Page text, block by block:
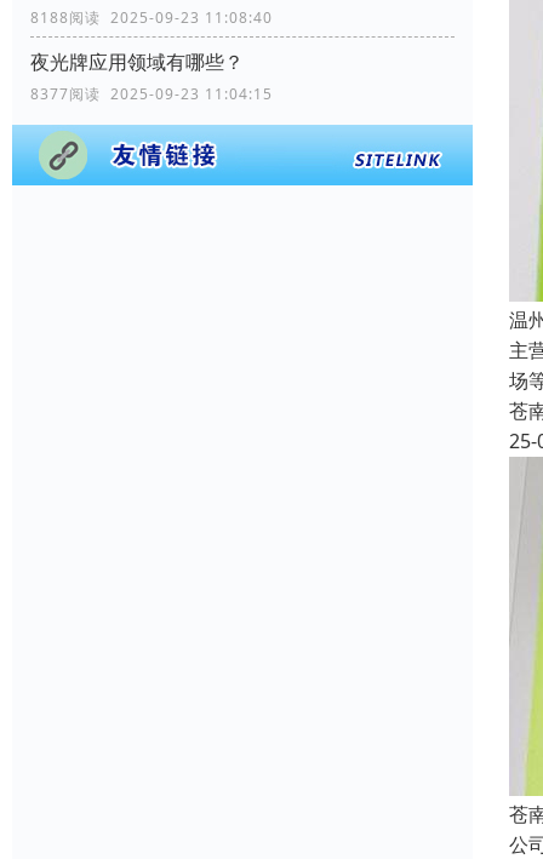
8188阅读 2025-09-23 11:08:40
夜光牌应用领域有哪些？
8377阅读 2025-09-23 11:04:15
温
主
场
苍
25-
苍
公